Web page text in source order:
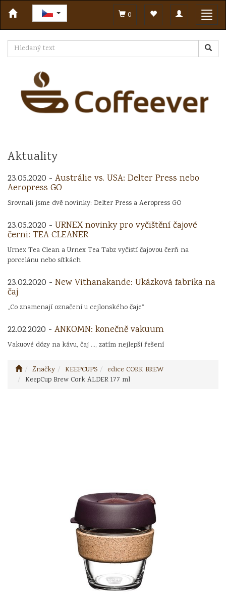
Toggle
navigation
0
Aktuality
23.05.2020 - Austrálie vs. USA: Delter Press nebo
Aeropress GO
Srovnali jsme dvě novinky: Delter Press a Aeropress GO
23.05.2020 - URNEX novinky pro vyčištění čajové
černi: TEA CLEANER
Urnex Tea Clean a Urnex Tea Tabz vyčistí čajovou čerň na
porcelánu nebo sítkách
23.02.2020 - New Vithanakande: Ukázková fabrika na
čaj
„Co znamenají označení u cejlonského čaje“
22.02.2020 - ANKOMN: konečně vakuum
Vakuové dózy na kávu, čaj ..., zatím nejlepší řešení
Značky KEEPCUPS
edice CORK BREW
KeepCup Brew Cork ALDER 177 ml